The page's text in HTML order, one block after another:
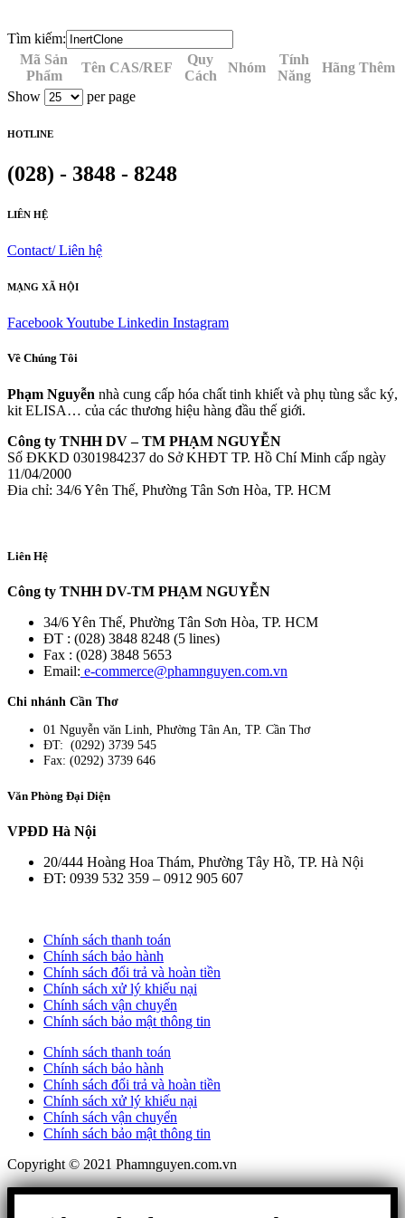
Tìm kiếm:
Mã Sản
Phẩm
Tên CAS/REF
Quy
Cách
Nhóm
Tính
Năng
Hãng Thêm
Show
per page
HOTLINE
(028) - 3848 - 8248
LIÊN HỆ
Contact/ Liên hệ
MẠNG XÃ HỘI
FacebookYoutube Linkedin Instagram
Về Chúng Tôi
Phạm Nguyễn nhà cung cấp hóa chất tinh khiết và phụ tùng sắc ký,
kit ELISA… của các thương hiệu hàng đầu thế giới.
Công ty TNHH DV – TM PHẠM NGUYỄN
Số ĐKKD 0301984237 do Sở KHĐT TP. Hồ Chí Minh cấp ngày
11/04/2000
Đia chỉ: 34/6 Yên Thế, Phường Tân Sơn Hòa, TP. HCM
Liên Hệ
Công ty TNHH DV-TM PHẠM NGUYỄN
34/6 Yên Thế, Phường Tân Sơn Hòa, TP. HCM
ĐT : (028) 3848 8248 (5 lines)
Fax : (028) 3848 5653
Email: e-commerce@phamnguyen.com.vn
Chi nhánh Cần Thơ
01 Nguyễn văn Linh, Phường Tân An, TP. Cần Thơ
ĐT: (0292) 3739 545
Fax: (0292) 3739 646
Văn Phòng Đại Diện
VPĐD Hà Nội
20/444 Hoàng Hoa Thám, Phường Tây Hồ, TP. Hà Nội
ĐT: 0939 532 359 – 0912 905 607
Chính sách thanh toán
Chính sách bảo hành
Chính sách đổi trả và hoàn tiền
Chính sách xử lý khiếu nại
Chính sách vận chuyển
Chính sách bảo mật thông tin
Chính sách thanh toán
Chính sách bảo hành
Chính sách đổi trả và hoàn tiền
Chính sách xử lý khiếu nại
Chính sách vận chuyển
Chính sách bảo mật thông tin
Copyright © 2021 Phamnguyen.com.vn